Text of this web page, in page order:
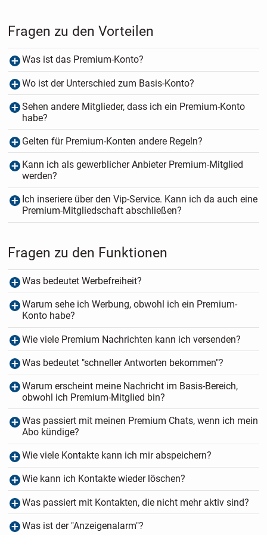
Fragen zu den Vorteilen
Was ist das Premium-Konto?
Wo ist der Unterschied zum Basis-Konto?
Sehen andere Mitglieder, dass ich ein Premium-Konto
habe?
Gelten für Premium-Konten andere Regeln?
Kann ich als gewerblicher Anbieter Premium-Mitglied
werden?
Ich inseriere über den Vip-Service. Kann ich da auch eine
Premium-Mitgliedschaft abschließen?
Fragen zu den Funktionen
Was bedeutet Werbefreiheit?
Warum sehe ich Werbung, obwohl ich ein Premium-
Konto habe?
Wie viele Premium Nachrichten kann ich versenden?
Was bedeutet "schneller Antworten bekommen"?
Warum erscheint meine Nachricht im Basis-Bereich,
obwohl ich Premium-Mitglied bin?
Was passiert mit meinen Premium Chats, wenn ich mein
Abo kündige?
Wie viele Kontakte kann ich mir abspeichern?
Wie kann ich Kontakte wieder löschen?
Was passiert mit Kontakten, die nicht mehr aktiv sind?
Was ist der "Anzeigenalarm"?